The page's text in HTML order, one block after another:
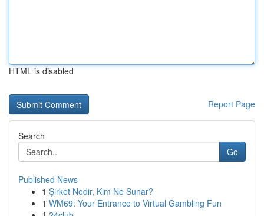
HTML is disabled
Report Page
Search
Go
Published News
1 Şirket Nedir, Kim Ne Sunar?
1 WM69: Your Entrance to Virtual Gambling Fun